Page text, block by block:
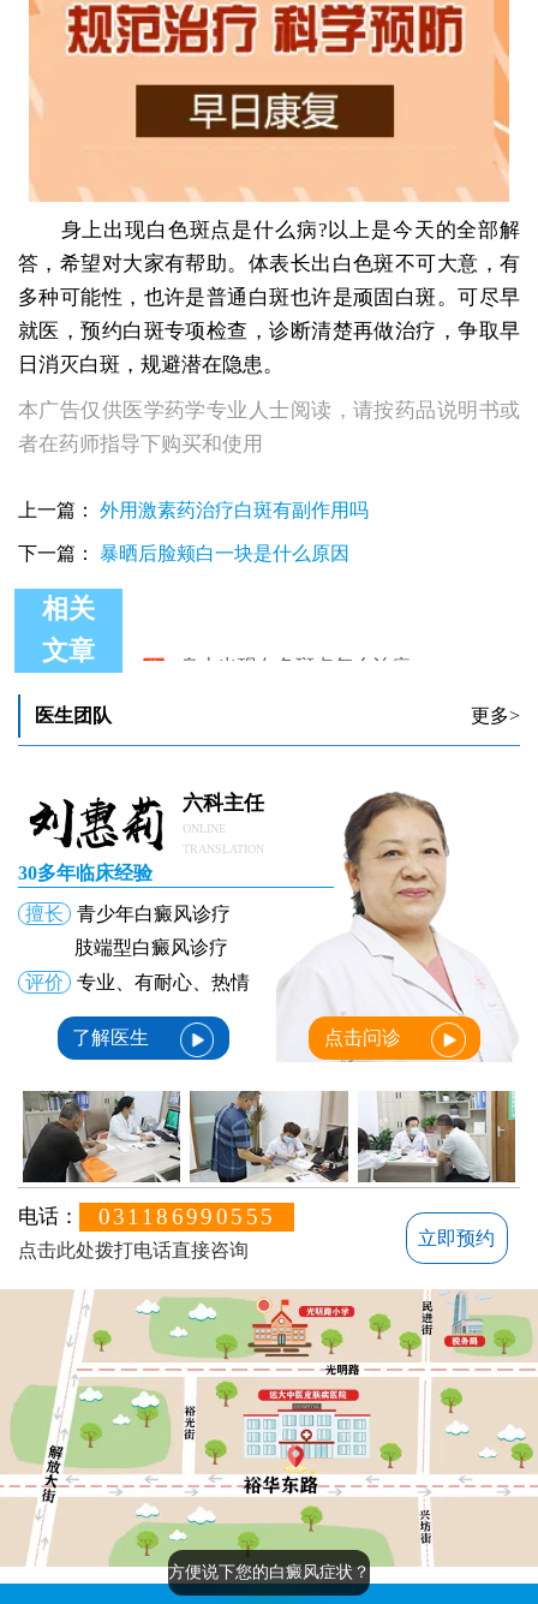
身上出现白色斑点是什么病?以上是今天的全部解
答，希望对大家有帮助。体表长出白色斑不可大意，有
多种可能性，也许是普通白斑也许是顽固白斑。可尽早
就医，预约白斑专项检查，诊断清楚再做治疗，争取早
日消灭白斑，规避潜在隐患。
本广告仅供医学药学专业人士阅读，请按药品说明书或
者在药师指导下购买和使用
上一篇： 外用激素药治疗白斑有副作用吗
下一篇： 暴晒后脸颊白一块是什么原因
相关
文章
孕妇身上出现白癜风怎样治疗
医生团队 更多>
六科主任
ONLINE
TRANSLATION
30多年临床经验
擅长
青少年白癜风诊疗
肢端型白癜风诊疗
评价
专业、有耐心、热情
了解医生 点击问诊
电话： 031186990555
点击此处拨打电话直接咨询
立即预约
方便说下您的白癜风症状？